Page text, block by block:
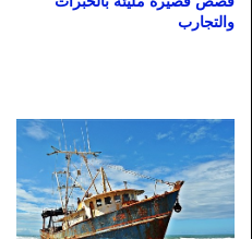
والتجارب